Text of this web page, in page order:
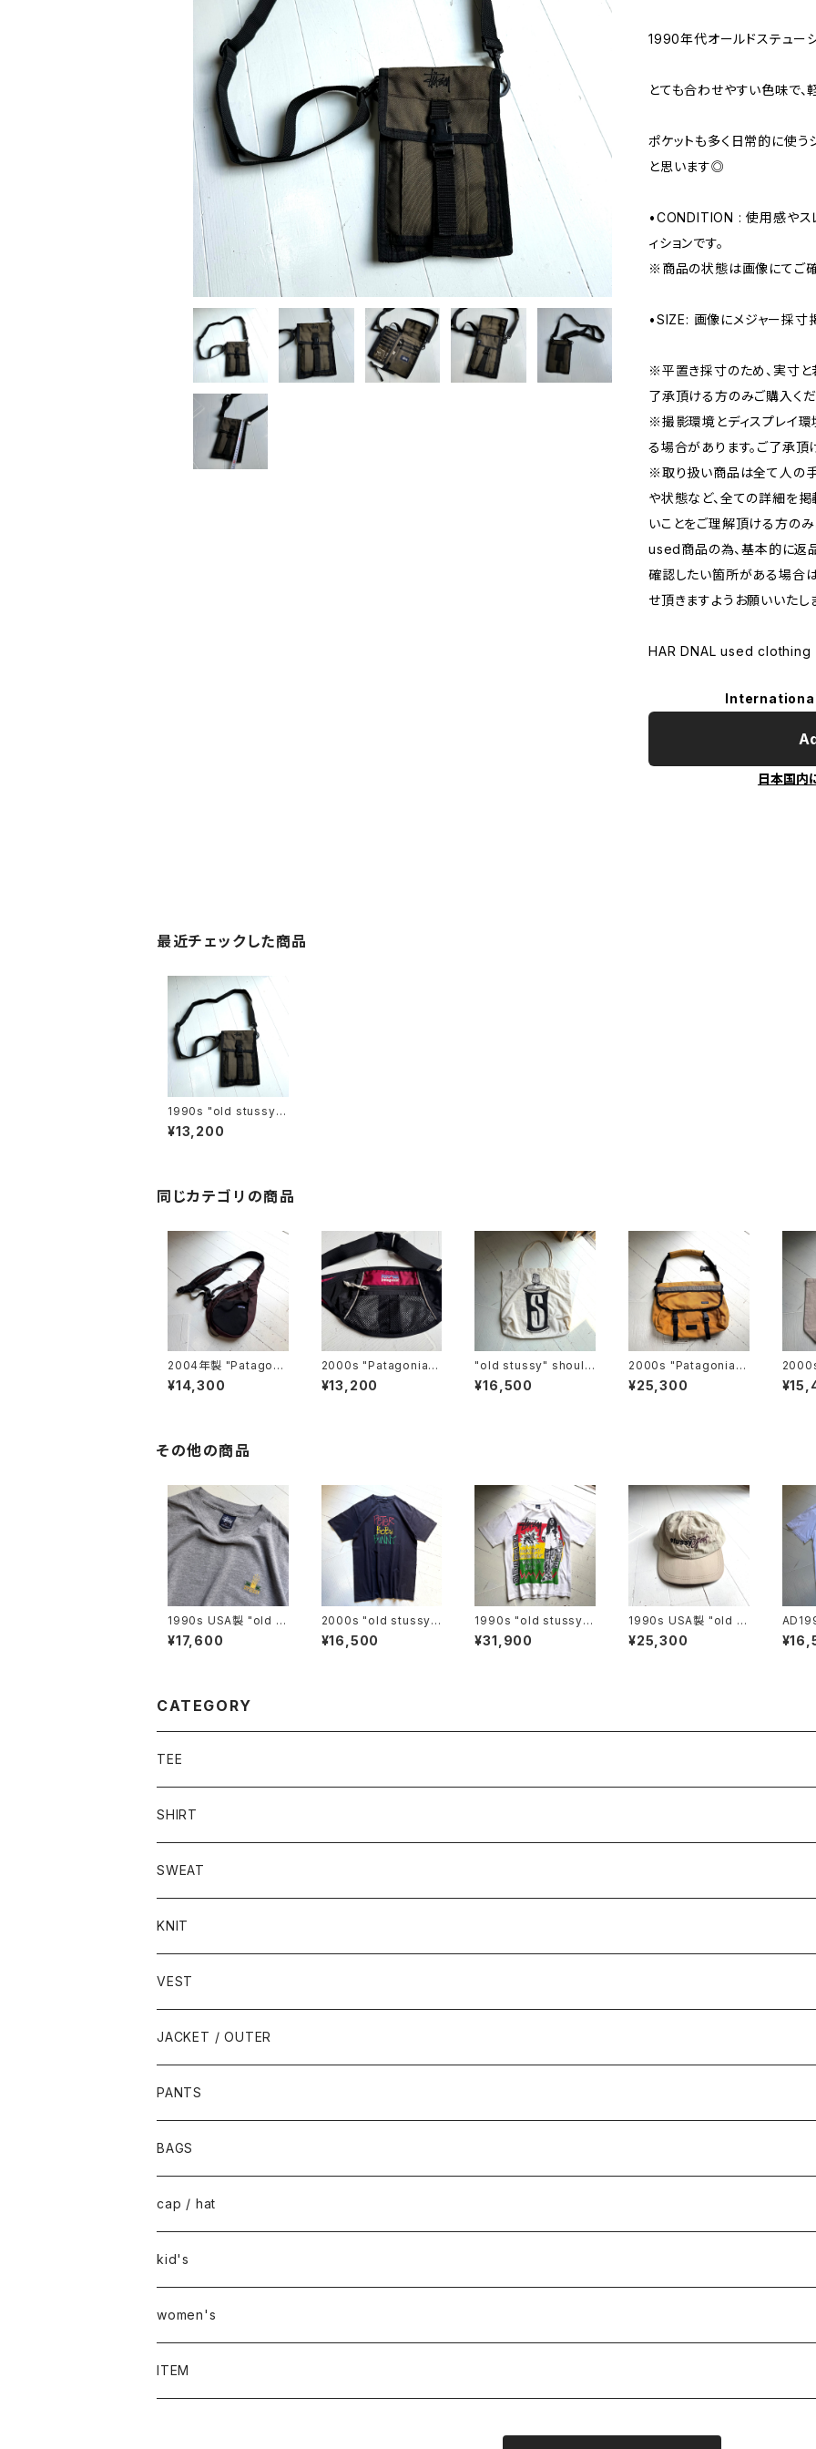
1990年代オールドステュー
とても合わせやすい色味で、
ポケットも多く日常的に使
と思います◎
•CONDITION : 使用感やス
ィションです。
※商品の状態は画像にてご確
•SIZE: 画像にメジャー採寸
※平置き採寸のため、実寸と
了承頂ける方のみご購入くだ
※撮影環境とディスプレイ環
る場合があります。ご了承頂
※取り扱い商品は全て人の
や状態など、全ての詳細を
いことをご理解頂ける方のみ
used商品の為、基本的に返
確認したい箇所がある場合
せ頂きますようお願いいたし
HAR DNAL used clothing
日本国内
最近チェックした商品
1990s "old stussy"
shoulder pouch
¥13,200
同じカテゴリの商品
2004年製 "Patagoni
a" atom shoulder b
ag
¥14,300
2000s "Patagonia"
waist pouch
¥13,200
"old stussy" should
er bag
¥16,500
2000s "Patagonia"
half mass bag
¥25,300
as
その他の商品
1990s USA製 "old st
ussy" S/S T-shirt
¥17,600
2000s "old stussy"
S/S T-shirt
¥16,500
1990s "old stussy"
S/S shirt
¥31,900
1990s USA製 "old st
ussy" cap
¥25,300
es
ME"
CATEGORY
TEE
SHIRT
SWEAT
KNIT
VEST
JACKET / OUTER
PANTS
BAGS
cap / hat
kid's
women's
ITEM